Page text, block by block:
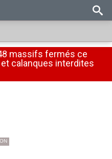
massifs fermés ce
calanques interdites